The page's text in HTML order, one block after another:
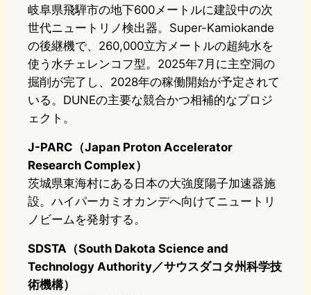
岐阜県飛騨市の地下600メートルに建設中の次
世代ニュートリノ検出器。Super-Kamiokande
の後継機で、260,000立方メートルの超純水を
使う水チェレンコフ型。2025年7月に主空洞の
掘削が完了し、2028年の稼働開始が予定されて
いる。DUNEの主要な競合かつ相補的なプロジ
ェクト。
J-PARC（Japan Proton Accelerator
Research Complex）
茨城県東海村にある日本の大強度陽子加速器施
設。ハイパーカミオカンデへ向けてニュートリ
ノビームを発射する。
SDSTA（South Dakota Science and
Technology Authority／サウスダコタ州科学技
術機構）